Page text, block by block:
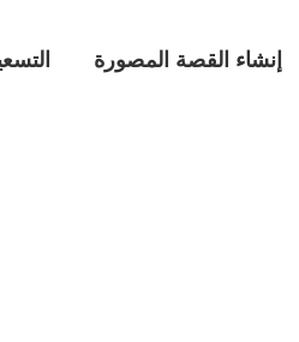
إنشاء القصة المصورة